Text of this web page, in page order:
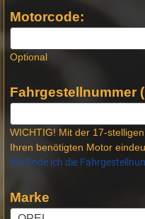
Motorcode:
Optional
Fahrgestellnummer
WICHTIG! Mit der 17-
Ihren benötigten Motor
Wo finde ich die
Marke